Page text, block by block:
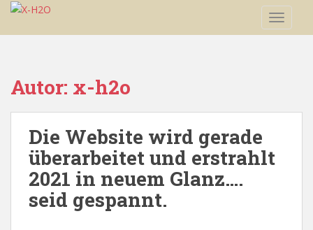
i
Autor: x-h2o
Die Website wird gerade
überarbeitet und erstrahlt
2021 in neuem Glanz….
seid gespannt.